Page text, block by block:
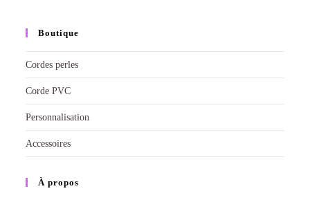
Boutique
Cordes perles
Corde PVC
Personnalisation
Accessoires
À propos